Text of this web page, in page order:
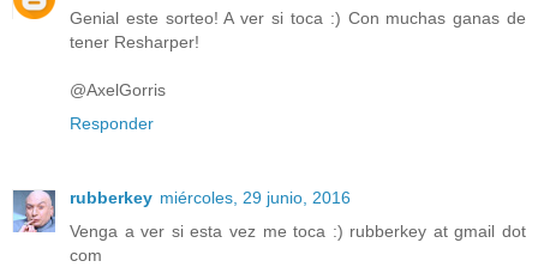
Genial este sorteo! A ver si toca :) Con muchas ganas de
tener Resharper!
@AxelGorris
Responder
rubberkey miércoles, 29 junio, 2016
Venga a ver si esta vez me toca :) rubberkey at gmail dot
com